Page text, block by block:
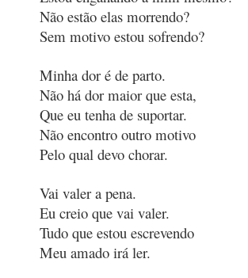
Não estão elas morrendo?
Sem motivo estou sofrendo?
Minha dor é de parto.
Não há dor maior que esta,
Que eu tenha de suportar.
Não encontro outro motivo
Pelo qual devo chorar.
Vai valer a pena.
Eu creio que vai valer.
Tudo que estou escrevendo
Meu amado irá ler.